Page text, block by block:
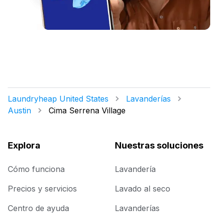
Laundryheap United States
Lavanderías
Austin
Cima Serrena Village
Explora
Cómo funciona
Precios y servicios
Centro de ayuda
Nuestras soluciones
Lavandería
Lavado al seco
Lavanderías